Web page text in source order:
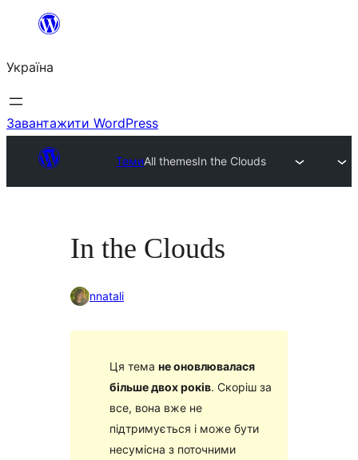
Перейти
вмісту
Україна
Завантажити WordPress
ТемиAll themesIn the Clouds
In the Clouds
nnatali
Ця тема не оновлювалася
більше двох років. Скоріш за
все, вона вже не
підтримується і може бути
несумісна з поточними